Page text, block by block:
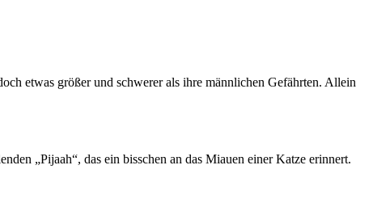
etwas größer und schwerer als ihre männlichen Gefährten. Allein
„Pijaah“, das ein bisschen an das Miauen einer Katze erinnert.